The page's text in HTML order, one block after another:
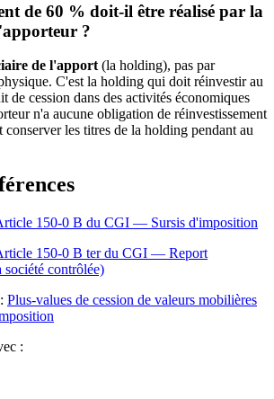
de 60 % doit-il être réalisé par la
?
de l'apport(la holding), pas par
C'est la holding qui doit réinvestir au
de cession dans des activités économiques
n'a aucune obligation de réinvestissement
les titres de la holding pendant au
150-0 B du CGI — Sursis d'imposition
150-0 B ter du CGI — Report
contrôlée)
Plus-values de cession de valeurs mobilières
: